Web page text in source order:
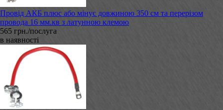
Провід АКБ плюс або мінус довжиною 350 см та перерізом
провода 16 мм.кв з латунною клемою
565 грн./послуга
в наявності